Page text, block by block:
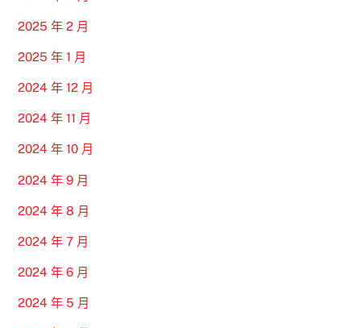
2025 年 2 月
2025 年 1 月
2024 年 12 月
2024 年 11 月
2024 年 10 月
2024 年 9 月
2024 年 8 月
2024 年 7 月
2024 年 6 月
2024 年 5 月